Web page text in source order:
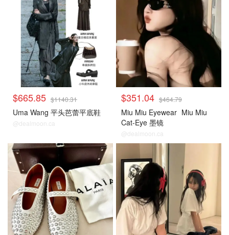
$665.85 $1140.31
Uma Wang 平头芭蕾平底鞋
@dealmoon.ca
$351.04 $464.79
Miu Miu Eyewear Miu Miu
Cat-Eye 墨镜
@dealmoon.ca